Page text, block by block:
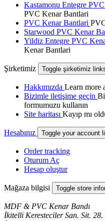
Kastamonu Entegre
PVC Kenar Bantlari
PVC Kenar Bantlari
Starwood PVC Kenar
Yildiz Entegre PVC
Kenar Bantlari
Şirketimiz Toggle şirketimiz
Hakkımızda Learn more
Bizimle iletişime geçin
formumuzu kullanın
Site haritası Kayıp mı
Hesabınız Toggle your account
Order tracking
Oturum Aç
Hesap oluştur
Mağaza bilgisi Toggle store
MDF & PVC Kenar Bandı
İkitelli Keresteciler San. Sit.